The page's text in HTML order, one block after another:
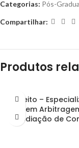
Categorias: Pós-
Compartilhar:
Produtos
Direito –
em
Mediação de